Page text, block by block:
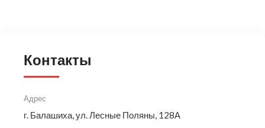
Контакты
Адрес
г. Балашиха, ул. Лесные Поляны, 128А